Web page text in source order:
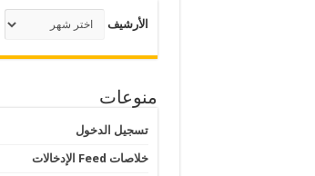
الأرشيف
منوعات
تسجيل الدخول
خلاصات Feed الإدخالات